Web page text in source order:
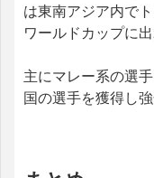
は東南アジア内で
ワールドカップに
主にマレー系の選
国の選手を獲得し